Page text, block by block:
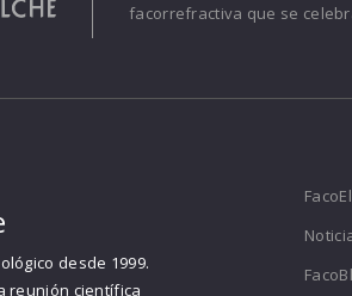
facorrefractiva que se
desde 1999.
reunión científica